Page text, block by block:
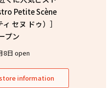
Petite Scène
セヌ ドゥ）］
プン
8日 open
information